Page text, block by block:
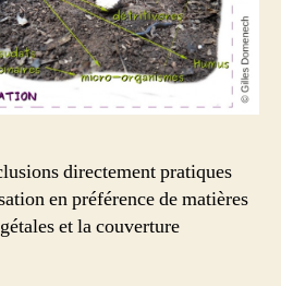
directement pratiques
en préférence de matières
et la couverture